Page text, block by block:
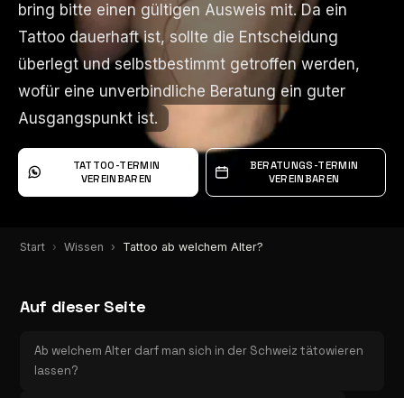
bring bitte einen gültigen Ausweis mit. Da ein
Tattoo dauerhaft ist, sollte die Entscheidung
überlegt und selbstbestimmt getroffen werden,
wofür eine unverbindliche Beratung ein guter
Ausgangspunkt ist.
bring bitte einen gültigen Ausweis mit. Da ein
Tattoo dauerhaft ist, sollte die Entscheidung
überlegt und selbstbestimmt getroffen werden,
wofür eine unverbindliche Beratung ein guter
Ausgangspunkt ist.
TATTOO-TERMIN
VEREINBAREN
BERATUNGS-TERMIN
VEREINBAREN
Start Wissen Tattoo ab welchem Alter?
Auf dieser Seite
Ab welchem Alter darf man sich in der Schweiz tätowieren
lassen?